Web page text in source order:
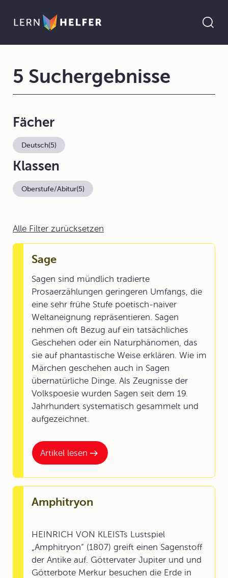
Alle Filter zurücksetzen
Artikel lesen
Sage
Sagen sind mündlich tradierte
Prosaerzählungen geringeren Umfangs, die
eine sehr frühe Stufe poetisch-naiver
Weltaneignung repräsentieren. Sagen
nehmen oft Bezug auf ein tatsächliches
Geschehen oder ein Naturphänomen, das
sie auf phantastische Weise erklären. Wie im
Märchen geschehen auch in Sagen
übernatürliche Dinge. Als Zeugnisse der
Volkspoesie wurden Sagen seit dem 19.
Jahrhundert systematisch gesammelt und
aufgezeichnet.
Amphitryon
HEINRICH VON KLEISTs Lustspiel
„Amphitryon“ (1807) greift einen Sagenstoff
der Antike auf. Göttervater Jupiter und und
Götterbote Merkur besuchen die Erde in
5 Suchergebnisse
Fächer
Deutsch(5)
Klassen
Oberstufe/Abitur(5)